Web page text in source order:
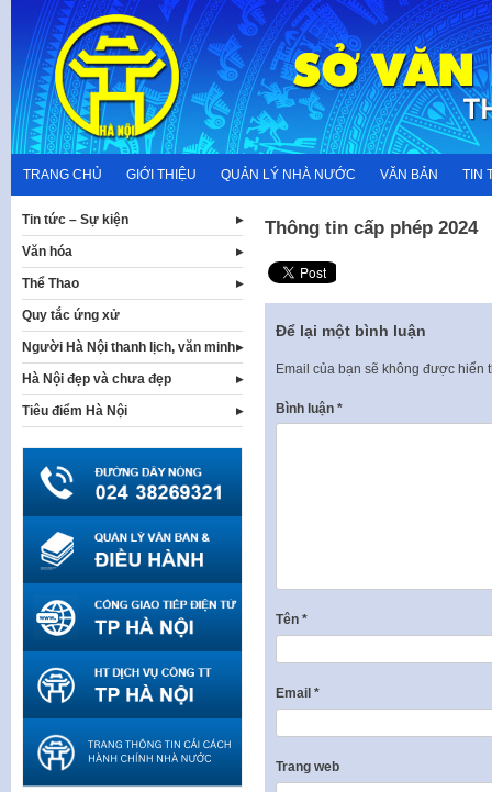
content
TRANG CHỦ GIỚI THIỆU QUẢN LÝ NHÀ NƯỚC VĂN BẢN TIN
Thông tin cấp phép 2024
Để lại một bình luận
Email của bạn sẽ không được hiển
Bình luận *
Tên *
Email *
Trang web
Tin tức – Sự kiện
Văn hóa
Thể Thao
Quy tắc ứng xử
Người Hà Nội thanh lịch, văn minh
Hà Nội đẹp và chưa đẹp
Tiêu điểm Hà Nội